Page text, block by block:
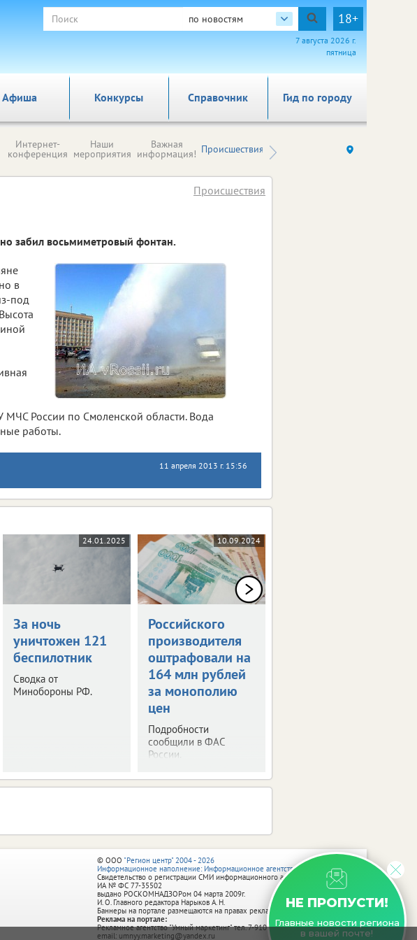
по новостям 18+
7 августа 2026 г.
пятница
Афиша Справочник Гид по городу
Конкурсы
Интернет-
конференция
Наши
мероприятия
Важная
информация! Происшествия Здоровье компаний (на
Происшествия
забил восьмиметровый фонтан.
в
под
МЧС России по Смоленской области. Вода
работы.
11 апреля 2013 г. 15:56
24.01.2025
За ночь
уничтожен 121
беспилотник
Сводка от
Минобороны РФ.
10.09.2024
Российского
производителя
оштрафовали на
164 млн рублей
за монополию
цен
Подробности
сообщили в ФАС
России.
НЕ ПРОПУСТИ!
Главные новости региона
в вашей почте!
© ООО "Регион центр" 2004 - 2026
Информационное наполнение: Информационное агентство vRossii.ru
Свидетельство о регистрации СМИ информационного агентства vRossii.ru
ИА № ФС 77‑35502
выдано РОСКОМНАДЗОРом 04 марта 2009г.
И. О. Главного редактора Нарыков А. Н.
Баннеры на портале размещаются на правах рекламы.
Реклама на портале:
Рекламное агентство "Умный маркетинг" тел. 7-910-267-70-40,
email: umnyy.marketing@yandex.ru